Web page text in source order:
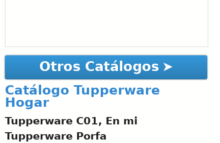
Otros Catálogos
Catálogo Tupperware
Hogar
Tupperware C01, En mi
Tupperware Porfa